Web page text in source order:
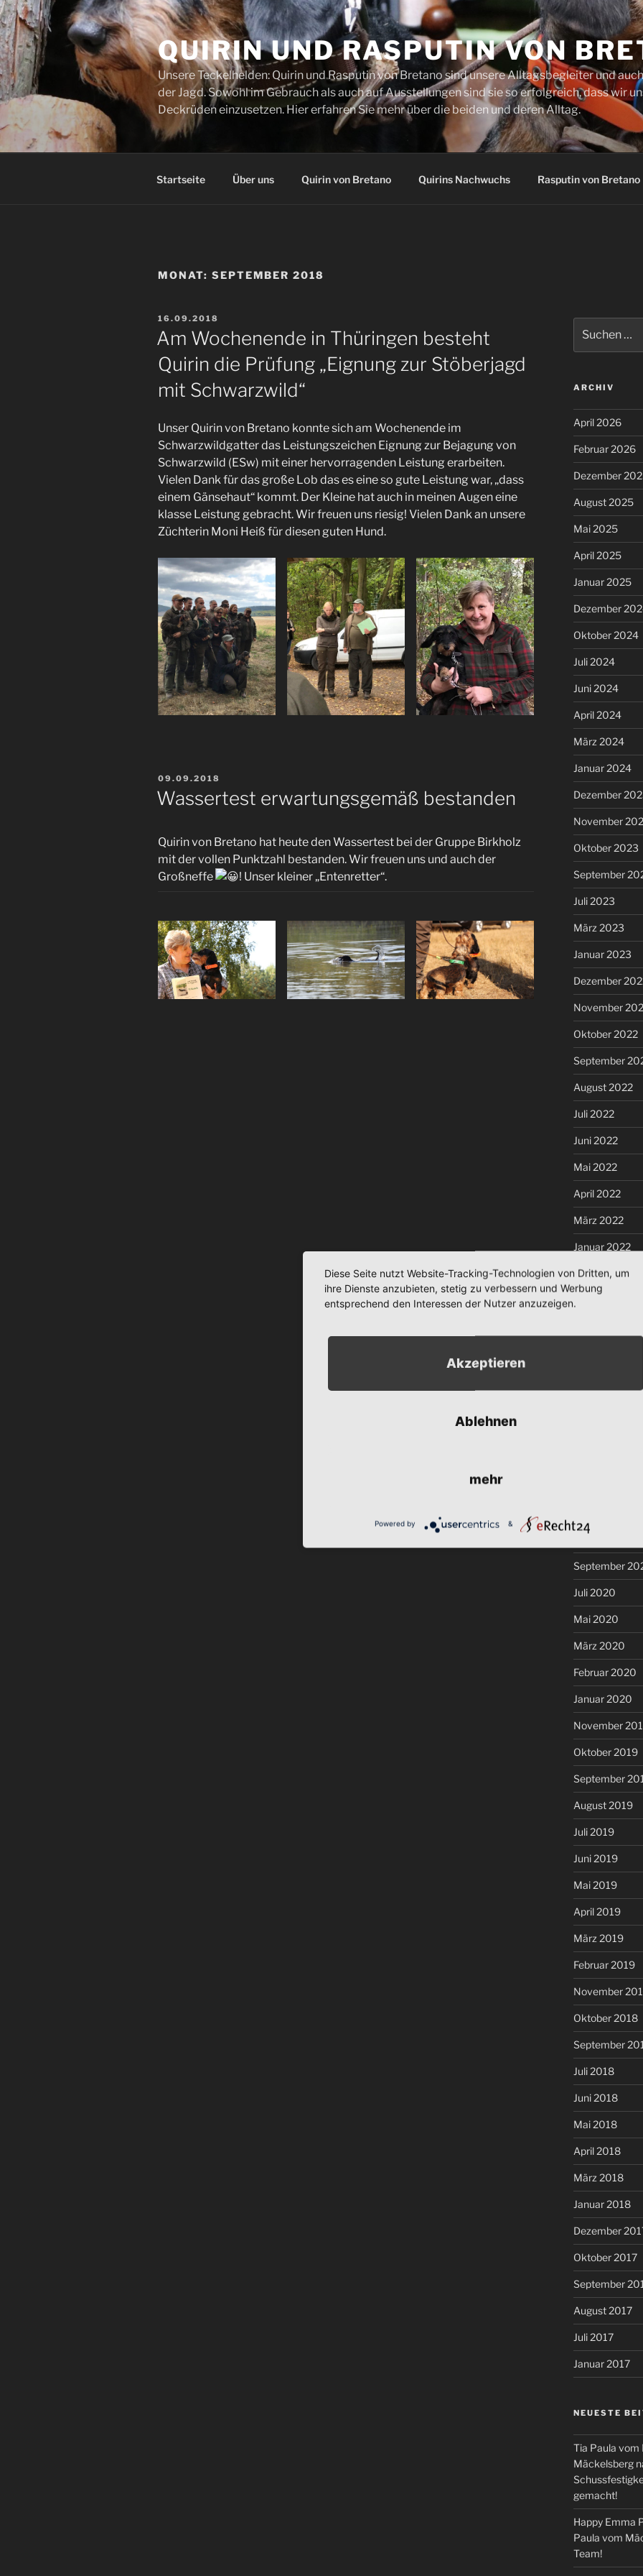
Zum
Inhalt
springen
QUIRIN UND RASPUTIN VON
Unsere Teckelhelden: Quirin und Rasputin von Bretano sind unsere Alltagsbegleiter und
der Jagd. Sowohl im Gebrauch als auch auf Ausstellungen sind sie so erfolgreich, dass wir
Deckrüden einzusetzen. Hier erfahren Sie mehr über die beiden und deren Alltag.
Startseite Über uns Quirin von Bretano Quirins Nachwuchs Rasputin von Bretano
MONAT: SEPTEMBER 2018
VERÖFFENTLICHT
AM
16.09.2018
Am Wochenende in Thüringen besteht
Quirin die Prüfung „Eignung zur Stöberjagd
mit Schwarzwild“
Unser Quirin von Bretano konnte sich am Wochenende im
Schwarzwildgatter das Leistungszeichen Eignung zur Bejagung von
Schwarzwild (ESw) mit einer hervorragenden Leistung erarbeiten.
Vielen Dank für das große Lob das es eine so gute Leistung war, „dass
einem Gänsehaut“ kommt. Der Kleine hat auch in meinen Augen eine
klasse Leistung gebracht. Wir freuen uns riesig! Vielen Dank an unsere
Züchterin Moni Heiß für diesen guten Hund.
VERÖFFENTLICHT
AM
09.09.2018
Wassertest erwartungsgemäß bestanden
Quirin von Bretano hat heute den Wassertest bei der Gruppe Birkholz
mit der vollen Punktzahl bestanden. Wir freuen uns und auch der
Großneffe
! Unser kleiner „Entenretter“.
nach:
ARCHIV
April 2026
Februar 2026
Dezember
August 2025
Mai 2025
April 2025
Januar 2025
Dezember
Oktober 2024
Juli 2024
Juni 2024
April 2024
März 2024
Januar 2024
Dezember
November
Oktober 2023
September
Juli 2023
März 2023
Januar 2023
Dezember
November
Oktober 2022
September
August 2022
Juli 2022
Juni 2022
Mai 2022
April 2022
März 2022
Januar 2022
Dezember 2021
September
Juli 2020
Mai 2020
März 2020
Februar 2020
Januar 2020
November
Oktober 2019
September
August 2019
Juli 2019
Juni 2019
Mai 2019
April 2019
März 2019
Februar 2019
November
Oktober 2018
September
Juli 2018
Juni 2018
Mai 2018
April 2018
März 2018
Januar 2018
Dezember
Oktober 2017
September
August 2017
Juli 2017
Januar 2017
NEUESTE
Tia Paula vom
Mäckelsberg
gemacht!
Happy Emma
Paula vom
Team!
Diese Seite nutzt Website-Tracking-Technologien von Dritten, um
ihre Dienste anzubieten, stetig zu verbessern und Werbung
entsprechend den Interessen der Nutzer anzuzeigen.
Akzeptieren
Ablehnen
mehr
Powered by &